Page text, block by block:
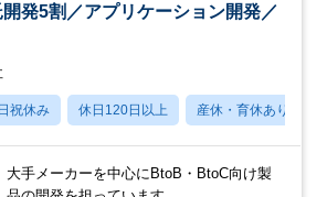
発5割／アプリケーション開発／
祝休み 休日120日以上 産休・育休あり
大手メーカーを中心にBtoB・BtoC向け製